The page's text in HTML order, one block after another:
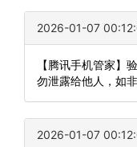
2026-01-07
【腾讯手机管家】
勿泄露给他人，如
2026-01-07